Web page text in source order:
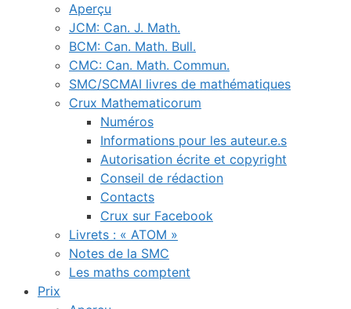
Aperçu
JCM: Can. J. Math.
BCM: Can. Math. Bull.
CMC: Can. Math. Commun.
SMC/SCMAI livres de mathématiques
Crux Mathematicorum
Numéros
Informations pour les auteur.e.s
Autorisation écrite et copyright
Conseil de rédaction
Contacts
Crux sur Facebook
Livrets : « ATOM »
Notes de la SMC
Les maths comptent
Prix